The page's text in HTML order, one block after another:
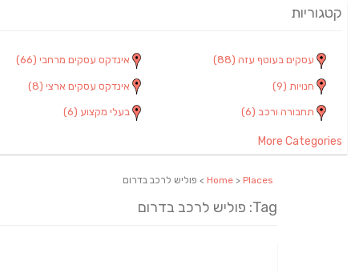
קטגוריות
עסקים בעוטף עזה (88) אינדקס עסקים מרחבי (66)
חנויות (9) אינדקס עסקים ארצי (8)
תחבורה ורכב (6) בעלי מקצוע (6)
More Categories
Home > Places > פוליש לרכב בדרום
Tag: פוליש לרכב בדרום